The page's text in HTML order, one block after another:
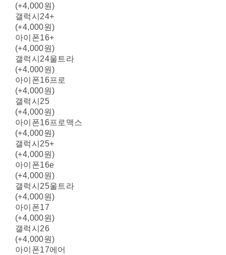
(+4,000원)
갤럭시24+
(+4,000원)
아이폰16+
(+4,000원)
갤럭시24울트라
(+4,000원)
아이폰16프로
(+4,000원)
갤럭시25
(+4,000원)
아이폰16프로맥스
(+4,000원)
갤럭시25+
(+4,000원)
아이폰16e
(+4,000원)
갤럭시25울트라
(+4,000원)
아이폰17
(+4,000원)
갤럭시26
(+4,000원)
아이폰17에어